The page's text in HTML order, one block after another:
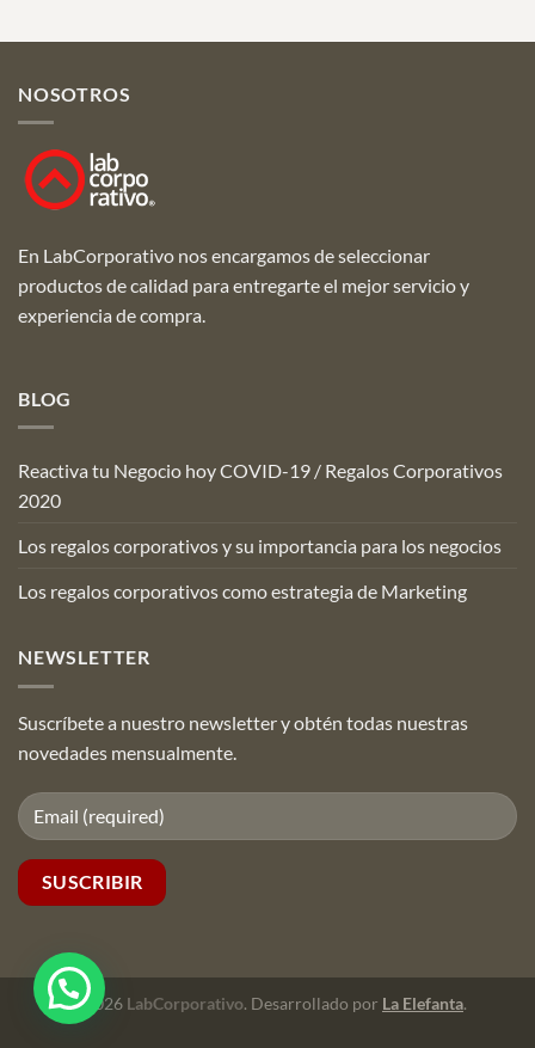
NOSOTROS
En LabCorporativo nos encargamos de seleccionar
productos de calidad para entregarte el mejor servicio y
experiencia de compra.
BLOG
Reactiva tu Negocio hoy COVID-19 / Regalos Corporativos
2020
Los regalos corporativos y su importancia para los negocios
Los regalos corporativos como estrategia de Marketing
NEWSLETTER
Suscríbete a nuestro newsletter y obtén todas nuestras
novedades mensualmente.
© 2026 LabCorporativo. Desarrollado por La Elefanta.